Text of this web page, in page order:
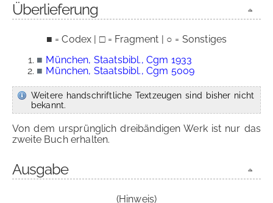
Überlieferung
■ = Codex | □ = Fragment | ○ = Sonstiges
■ München, Staatsbibl., Cgm 1933
■ München, Staatsbibl., Cgm 5009
Weitere handschriftliche Textzeugen sind bisher nicht
bekannt.
Von dem ursprünglich dreibändigen Werk ist nur das
zweite Buch erhalten.
Ausgabe
(Hinweis)